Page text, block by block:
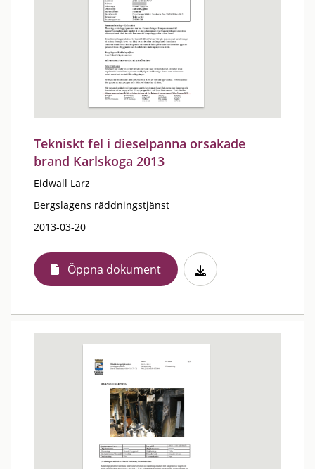
Tekniskt fel i dieselpanna orsakade
brand Karlskoga 2013
Eidwall Larz
Bergslagens räddningstjänst
2013-03-20
Öppna dokument